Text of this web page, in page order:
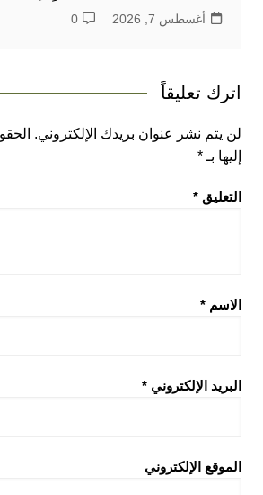
أغسطس 7, 2026 0
اترك تعليقاً
لن يتم نشر عنوان بريدك الإلكتروني.
إليها بـ*
التعليق *
الاسم *
البريد الإلكتروني *
الموقع الإلكتروني